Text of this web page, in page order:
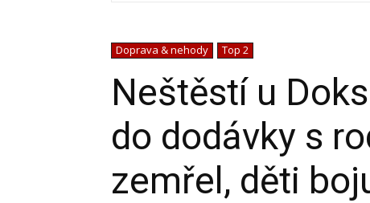
Doprava & nehody Top 2
Neštěstí u
do dodávky s
zemřel, děti